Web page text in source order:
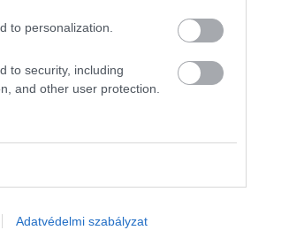
to personalization.
to security, including
and other user protection.
Adatvédelmi szabályzat